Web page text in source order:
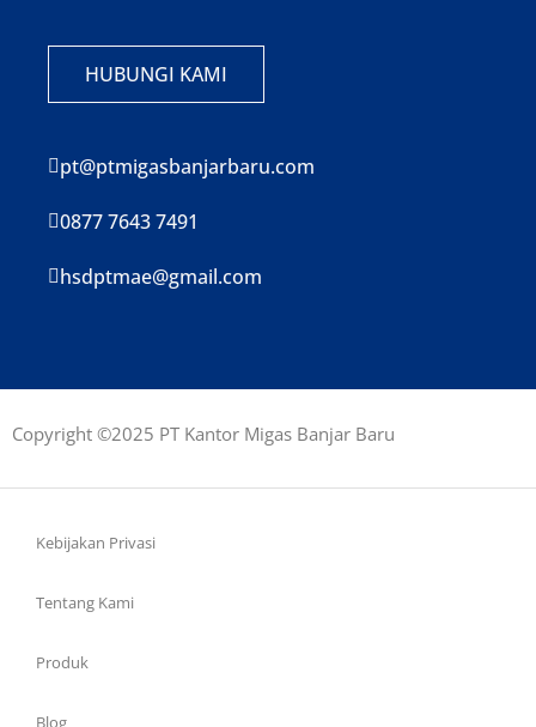
HUBUNGI KAMI
pt@ptmigasbanjarbaru.com
0877 7643 7491
hsdptmae@gmail.com
Copyright ©2025 PT Kantor Migas Banjar Baru
Kebijakan Privasi
Tentang Kami
Produk
Blog